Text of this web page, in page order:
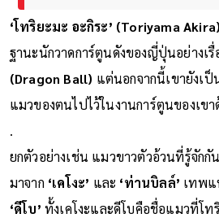
‘โทริยะมะ อะกิระ’ (Toriyama
ฐานะนักวาดการ์ตูนดังของญี่ปุ่นอย่างเรื่
(Dragon Ball) แต่นอกจากนี้เขายังเป็
แมวของตนไปไว้ในงานการ์ตูนของเขา
.
ยกตัวอย่างเช่น แมวขาวตัวอ้วนที่รู้จักกั
มาจาก ‘เคโงะ’ และ ‘ท่านบิลล์’ เทพแ
‘ดีโบ’ ทั้งเคโงะและดีโบคือชื่อแมวที่โท